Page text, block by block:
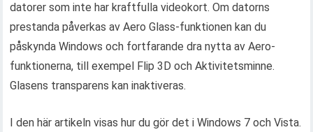
datorer som inte har kraftfulla videokort. Om datorns
prestanda påverkas av Aero Glass-funktionen kan du
påskynda Windows och fortfarande dra nytta av Aero-
funktionerna, till exempel Flip 3D och Aktivitetsminne.
Glasens transparens kan inaktiveras.
I den här artikeln visas hur du gör det i Windows 7 och Vista.